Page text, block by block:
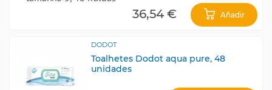
36,54 € Añadir
DODOT
Toalhetes Dodot aqua pure, 48
unidades